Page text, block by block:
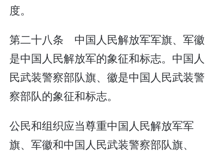
度。
第二十八条 中国人民解放军军旗、军徽
是中国人民解放军的象征和标志。中国人
民武装警察部队旗、徽是中国人民武装警
察部队的象征和标志。
公民和组织应当尊重中国人民解放军军
旗、军徽和中国人民武装警察部队旗、